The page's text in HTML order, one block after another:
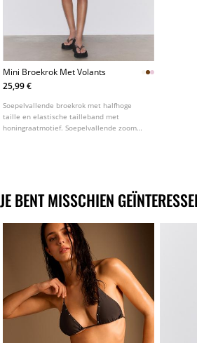
Mini Broekrok Met Volants
25,99 €
Soepelvallende broekrok met halfhoge
taille en elastische tailleband met
honingraatmotief. Soepelvallende zoom
JE BENT MISSCHIEN